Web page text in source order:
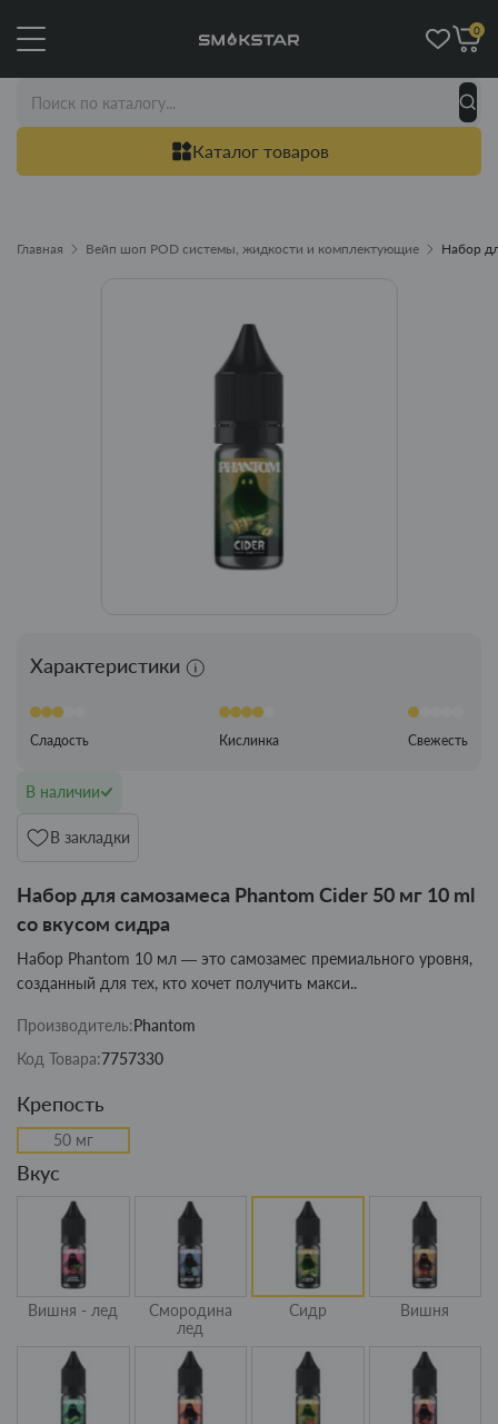
Каталог товаров
0
Главная Вейп шоп POD системы, жидкости и комплектующие Набор
Характеристики
Сладость Кислинка Свежесть
В наличии
В закладки
Набор для самозамеса Phantom Cider 50 мг 10 ml
со вкусом сидра
Набор Phantom 10 мл — это самозамес премиального уровня,
созданный для тех, кто хочет получить макси..
Производитель:Phantom
Код Товара:7757330
Крепость
50 мг
Вкус
Вишня - лед
Смородина
лед
Сидр Вишня